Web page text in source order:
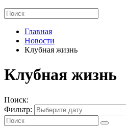
Главная
Новости
Клубная жизнь
Клубная жизнь
Поиск:
Фильтр: